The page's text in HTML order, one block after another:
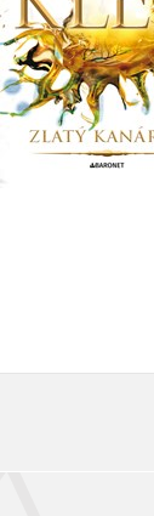
Do košíku
455 Kč